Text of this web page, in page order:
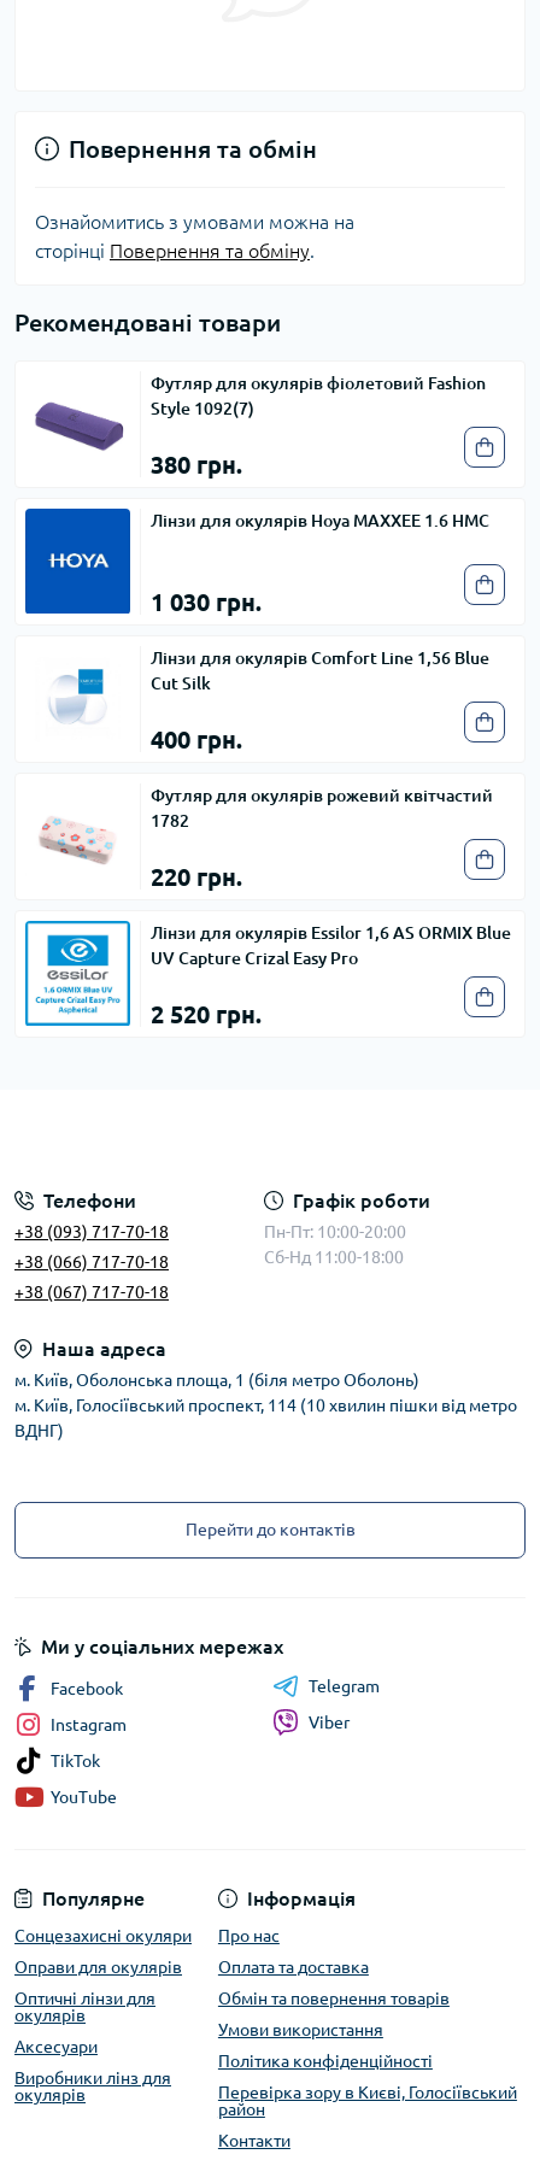
Повернення та обмін
Ознайомитись з умовами можна на
сторінці Повернення та обміну
Рекомендовані товари
Футляр для окулярів фіолетовий Fashion
Style 1092(7)
380 грн.
Лінзи для окулярів Hoya MAXXEE 1.6 HMC
1 030 грн.
Лінзи для окулярів Comfort Line 1,56 Blue
Cut Silk
400 грн.
Футляр для окулярів рожевий квітчастий
1782
220 грн.
Лінзи для окулярів Essilor 1,6 AS ORMIX Blue
UV Capture Crizal Easy Pro
2 520 грн.
Телефони
+38 (093) 717-70-18
+38 (066) 717-70-18
+38 (067) 717-70-18
Графік роботи
Пн-Пт: 10:00-20:00
Сб-Нд 11:00-18:00
Наша адреса
м. Київ, Оболонська площа, 1 (біля метро Оболонь)
м. Київ, Голосіївський проспект, 114 (10 хвилин пішки від метро
ВДНГ)
Перейти до контактів
Популярне
Сонцезахисні окуляри
Оправи для окулярів
Оптичні лінзи для
окулярів
Аксесуари
Виробники лінз для
окулярів
Інформація
Про нас
Оплата та доставка
Обмін та повернення товарів
Умови використання
Політика конфіденційності
Перевірка зору в Києві, Голосіївський
район
Контакти
Ми у соціальних мережах
Facebook
Instagram
TikTok
YouTube
Telegram
Viber